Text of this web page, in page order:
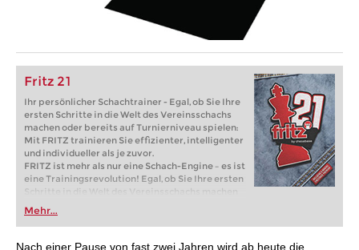
Fritz 21
Ihr persönlicher Schachtrainer - Egal, ob Sie Ihre
ersten Schritte in die Welt des Vereinsschachs
machen oder bereits auf Turnierniveau spielen:
Mit FRITZ trainieren Sie effizienter, intelligenter
und individueller als je zuvor.
FRITZ ist mehr als nur eine Schach-Engine – es ist
eine Trainingsrevolution! Egal, ob Sie Ihre ersten
Schritte in die Welt des Vereinsschachs machen
oder bereits auf Turnierniveau spielen: Mit
FRITZ trainieren Sie effizienter, intelligenter und
individueller als je zuvor.
Mehr...
Nach einer Pause von fast zwei Jahren wird ab heute die